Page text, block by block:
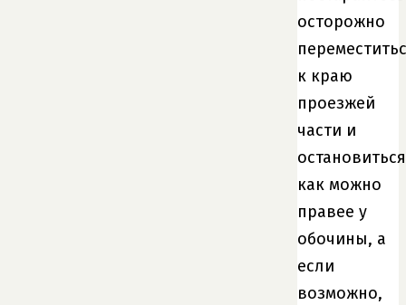
осторожно
к краю
проезжей
части и
остановиться
как можно
правее у
обочины, а
если
возможно,